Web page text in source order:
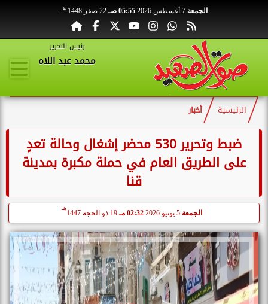
الجمعة 7 أغسطس 2026 05:55 صـ 22 صفر 1448 هـ
رئيس التحرير
محمد عبد اللاه
الرئيسية أخبار
ضبط وتحرير 530 محضر إشغال وحالة تعدٍ
على الطريق العام في حملة مكبرة بمدينة
قنا
الجمعة 5 يونيو 2026 02:32 مـ 19 ذو الحجة 1447
هـ